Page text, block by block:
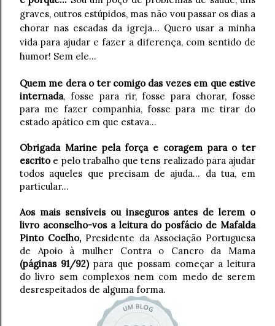
graves, outros estúpidos, mas não vou passar os dias a
chorar nas escadas da igreja... Quero usar a minha
vida para ajudar e fazer a diferença, com sentido de
humor! Sem ele...
Quem me dera o ter comigo das vezes em que estive
internada, fosse para rir, fosse para chorar, fosse
para me fazer companhia, fosse para me tirar do
estado apático em que estava...
Obrigada Marine pela força e coragem para o ter
escrito e pelo trabalho que tens realizado para ajudar
todos aqueles que precisam de ajuda... da tua, em
particular...
Aos mais sensíveis ou inseguros antes de lerem o
livro aconselho-vos a leitura do posfácio de Mafalda
Pinto Coelho,Presidente da Associação Portuguesa
de Apoio à mulher Contra o Cancro da Mama
(páginas 91/92)para que possam começar a leitura
do livro sem complexos nem com medo de serem
desrespeitados de alguma forma.